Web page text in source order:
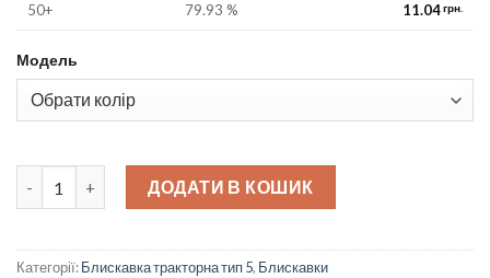
50+ 79.93 % 11.04грн.
Модель
Блискавка тракторна тип 5 40 см quantity
ДОДАТИ В КОШИК
Категорії:Блискавка тракторна тип 5, Блискавки